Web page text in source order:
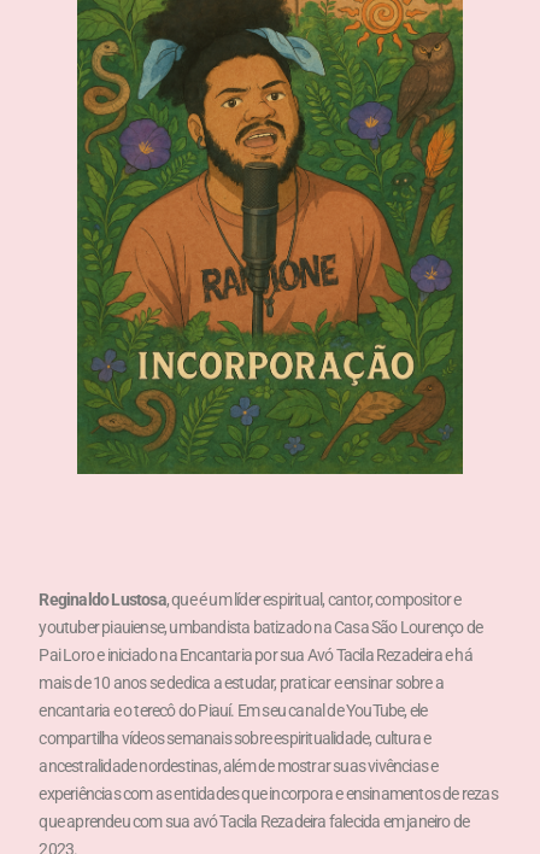
Reginaldo Lustosa, que é um líder espiritual, cantor, compositor e
youtuber piauiense, umbandista batizado na Casa São Lourenço de
Pai Loro e iniciado na Encantaria por sua Avó Tacila Rezadeira e há
mais de 10 anos se dedica a estudar, praticar e ensinar sobre a
encantaria e o terecô do Piauí. Em seu canal de YouTube, ele
compartilha vídeos semanais sobre espiritualidade, cultura e
ancestralidade nordestinas, além de mostrar suas vivências e
experiências com as entidades que incorpora e ensinamentos de rezas
que aprendeu com sua avó Tacila Rezadeira falecida em janeiro de
2023.